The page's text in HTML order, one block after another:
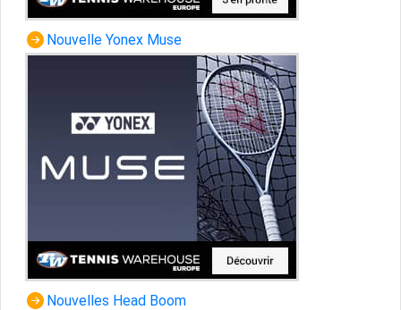
Nouvelle Yonex Muse
Nouvelles Head Boom